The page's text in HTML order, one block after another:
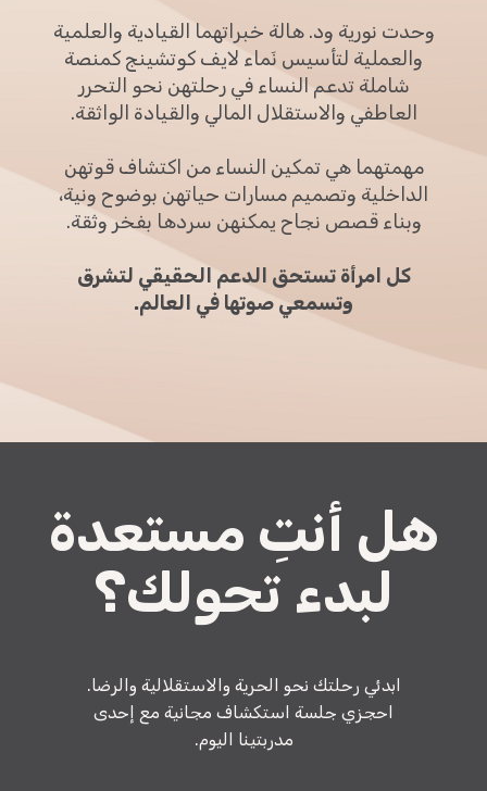
وحدت نورية ود. هالة خبراتهما القيادية والعلمية
والعملية لتأسيس نَماء لايف كوتشينج كمنصة
شاملة تدعم النساء في رحلتهن نحو التحرر
العاطفي والاستقلال المالي والقيادة الواثقة.
مهمتهما هي تمكين النساء من اكتشاف قوتهن
الداخلية وتصميم مسارات حياتهن بوضوح ونية،
وبناء قصص نجاح يمكنهن سردها بفخر وثقة.
كل امرأة تستحق الدعم الحقيقي لتشرق
وتسمعي صوتها في العالم.
هل أنتِ مستعدة
لبدء تحولك؟
ابدئي رحلتك نحو الحرية والاستقلالية والرضا.
احجزي جلسة استكشاف مجانية مع إحدى
مدربتينا اليوم.